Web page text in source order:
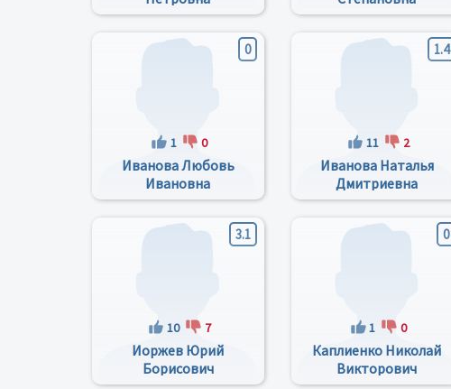
0
1 0
Иванова Любовь
Ивановна
1.4
11 2
Иванова Наталья
Дмитриевна
3.1
10 7
Иоржев Юрий
Борисович
0
1 0
Каплиенко Николай
Викторович